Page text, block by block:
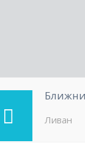
Ливан